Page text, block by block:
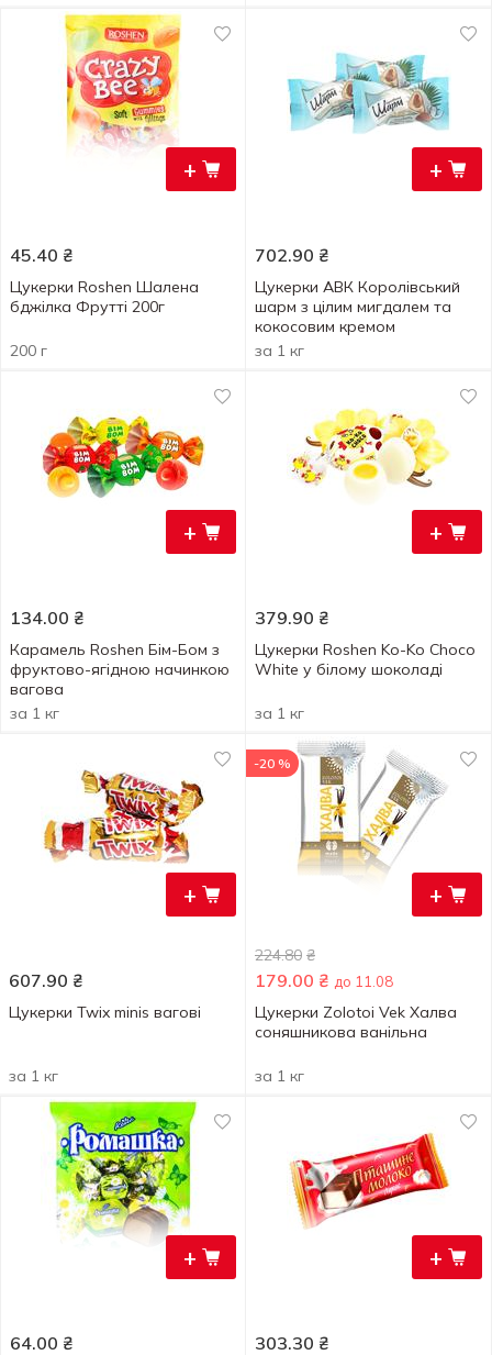
+
45.40 ₴
Цукерки Roshen Шалена
бджілка Фрутті 200г
200 г
+
702.90 ₴
Цукерки АВК Королівський
шарм з цілим мигдалем та
кокосовим кремом
за 1 кг
+
134.00 ₴
Карамель Roshen Бім-Бом з
фруктово-ягідною начинкою
вагова
за 1 кг
+
379.90 ₴
Цукерки Roshen Ko-Ko Choco
White у білому шоколаді
за 1 кг
+
607.90 ₴
Цукерки Twix minis вагові
за 1 кг
+
-20 %
224.80 ₴
179.00 ₴ до 11.08
Цукерки Zolotoi Vek Халва
соняшникова ванільна
за 1 кг
+
64.00 ₴
+
303.30 ₴